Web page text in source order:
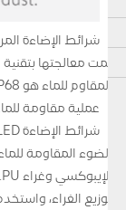
تمت معالجتها
المقاوم للماء هو IP65، IP66، IP67، IP68، وما إلى ذلك.
عملية مقاومة للماء
الضوء المقاومة